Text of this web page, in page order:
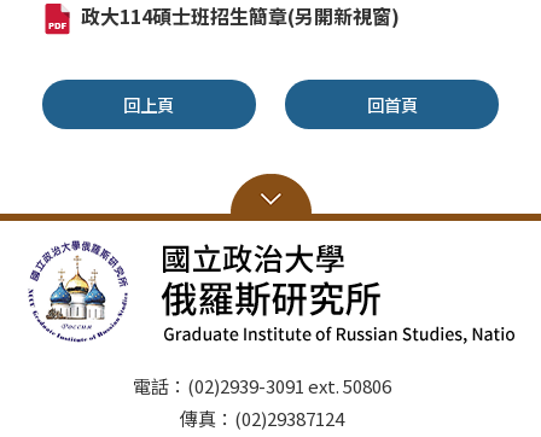
政大114碩士班招生簡章(另開新視窗)
回上頁 回首頁
電話：(02)2939-3091 ext. 50806
傳真：(02)29387124